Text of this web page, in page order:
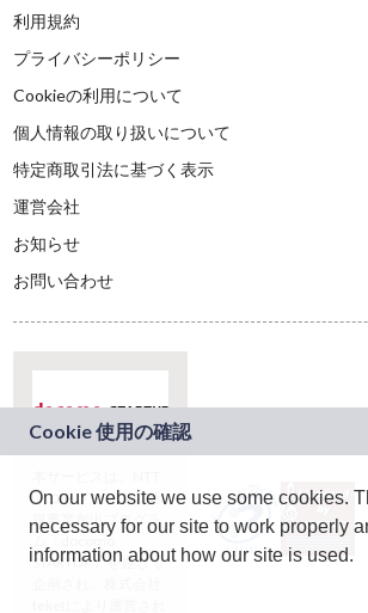
利用規約
プライバシーポリシー
Cookieの利用について
個人情報の取り扱いについて
特定商取引法に基づく表示
運営会社
お知らせ
お問い合わせ
ドコモグループの新
規事業創出プログラ
ム「docomo
STARTUP」を通じて
On our website we use some cookies.
necessary for our site to work properly
information about how our site is used.